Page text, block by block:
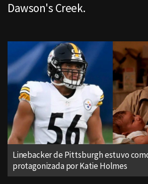
Dawson's Creek.
Linebacker de Pittsburgh estuvo
protagonizada por Katie Holmes